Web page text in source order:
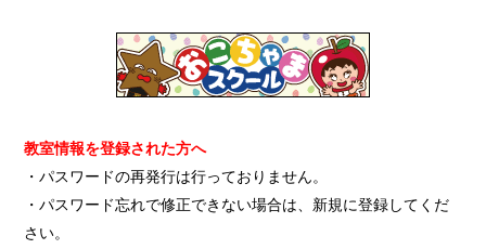
教室情報を登録された方へ
・パスワードの再発行は行っておりません。
・パスワード忘れで修正できない場合は、新規に登録してくだ
さい。